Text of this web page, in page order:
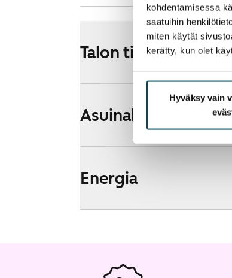
kohdentamisessa
saatuihin
miten käytät
kerätty, kun olet
Hyväksy vain
Talon tiedot
Asuinalueen esittely
Energia